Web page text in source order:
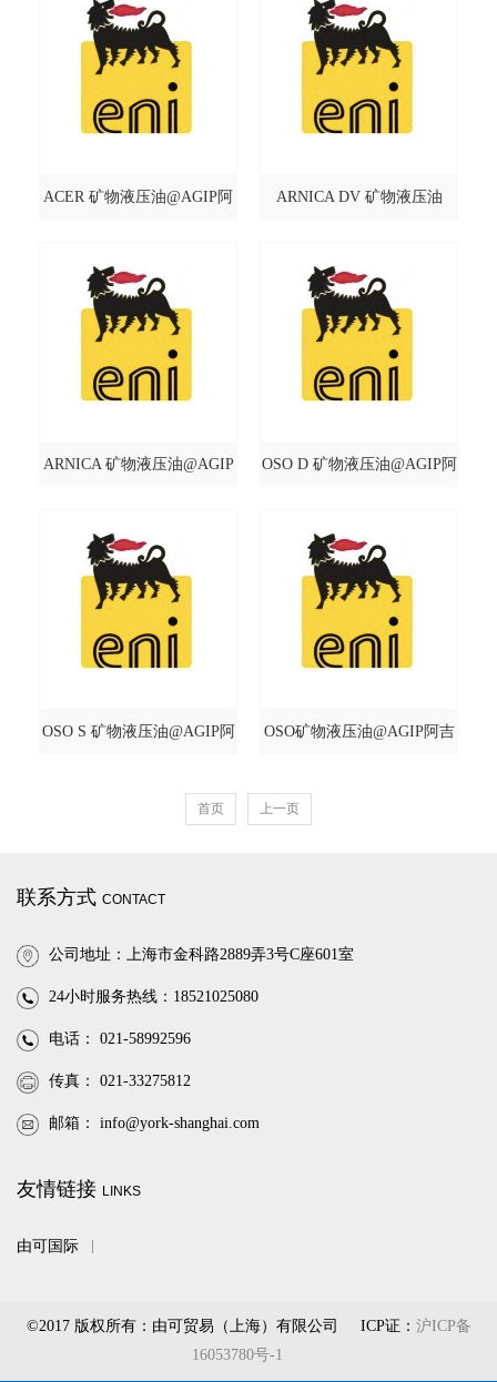
ACER 矿物液压油@AGIP阿 ARNICA DV 矿物液压油
ARNICA 矿物液压油@AGIP OSO D 矿物液压油@AGIP阿
OSO S 矿物液压油@AGIP阿 OSO矿物液压油@AGIP阿吉
首页 上一页
联系方式 CONTACT
公司地址：上海市金科路2889弄3号C座601室
24小时服务热线：18521025080
电话： 021-58992596
传真： 021-33275812
邮箱： info@york-shanghai.com
友情链接 LINKS
由可国际
©2017 版权所有：由可贸易（上海）有限公司 ICP证： 沪ICP备
16053780号-1